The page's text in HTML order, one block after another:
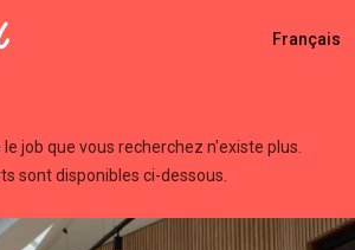
Français
job que vous recherchez n'existe plus.
sont disponibles ci-dessous.